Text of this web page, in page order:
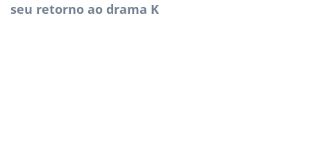
seu retorno ao drama K